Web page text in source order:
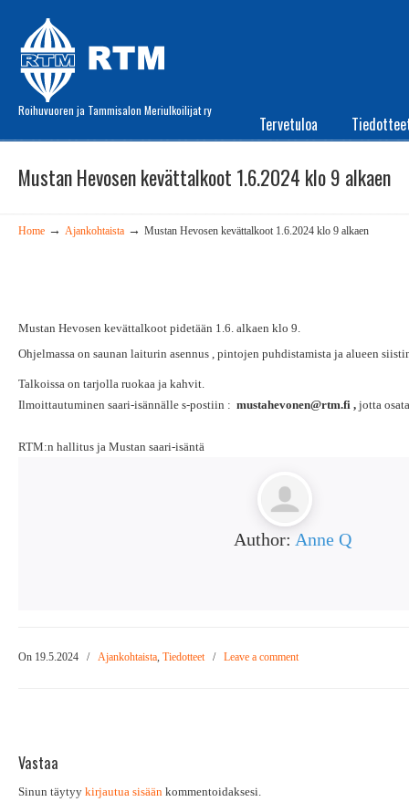
Roihuvuoren ja Tammisalon Meriulkoilijat ry
Tervetuloa
Mustan Hevosen kevättalkoot 1.6.2024 klo 9 alkaen
Home → Ajankohtaista → Mustan Hevosen kevättalkoot 1.6.2024 klo 9 alkaen
Mustan Hevosen kevättalkoot pidetään 1.6. alkaen klo 9.
Ohjelmassa on saunan laiturin asennus , pintojen puhdistamista ja alueen
Talkoissa on tarjolla ruokaa ja kahvit.
Ilmoittautuminen saari-isännälle s-postiin : mustahevonen@rtm.fi , jotta
RTM:n hallitus ja Mustan saari-isäntä
Author: Anne Q
On 19.5.2024 / Ajankohtaista, Tiedotteet / Leave a comment
Vastaa
Sinun täytyy kirjautua sisään kommentoidaksesi.